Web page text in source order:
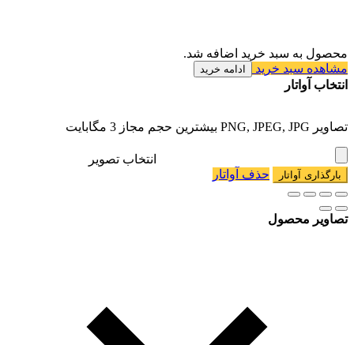
محصول به سبد خرید اضافه شد.
مشاهده سبد خرید
ادامه خرید
انتخاب آواتار
تصاویر PNG, JPEG, JPG بیشترین حجم مجاز 3 مگابایت
انتخاب تصویر
بارگذاری آواتار حذف آواتار
تصاویر محصول